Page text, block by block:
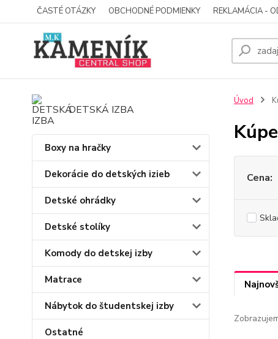
ČASTÉ OTÁZKY OBCHODNÉ PODMIENKY REKLAMÁCIA -
DETSKÁ IZBA
Boxy na hračky
Dekorácie do detských izieb
Detské ohrádky
Detské stolíky
Komody do detskej izby
Matrace
Nábytok do študentskej izby
Ostatné
Úvod
Cena: